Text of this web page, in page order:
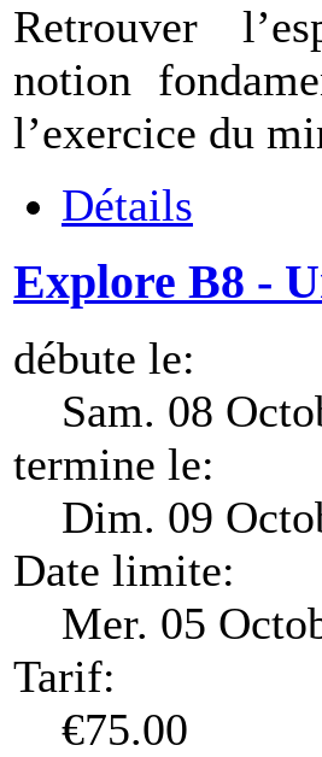
Retrouver
notion
l’exercice du
Détails
Explore B8 -
débute le:
Sam. 08
termine le:
Dim. 09
Date limite:
Mer. 05
Tarif:
€75.00